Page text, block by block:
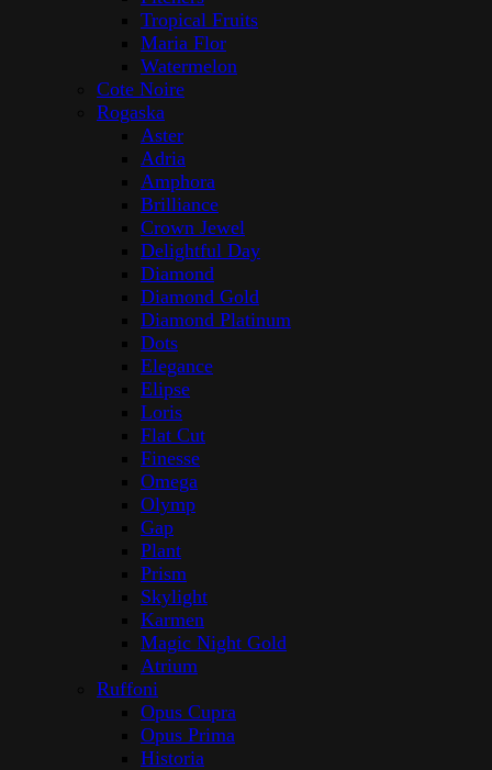
Tropical Fruits
Maria Flor
Watermelon
Cote Noire
Rogaska
Aster
Adria
Amphora
Brilliance
Crown Jewel
Delightful Day
Diamond
Diamond Gold
Diamond Platinum
Dots
Elegance
Elipse
Loris
Flat Cut
Finesse
Omega
Olymp
Gap
Plant
Prism
Skylight
Karmen
Magic Night Gold
Atrium
Ruffoni
Opus Cupra
Opus Prima
Historia